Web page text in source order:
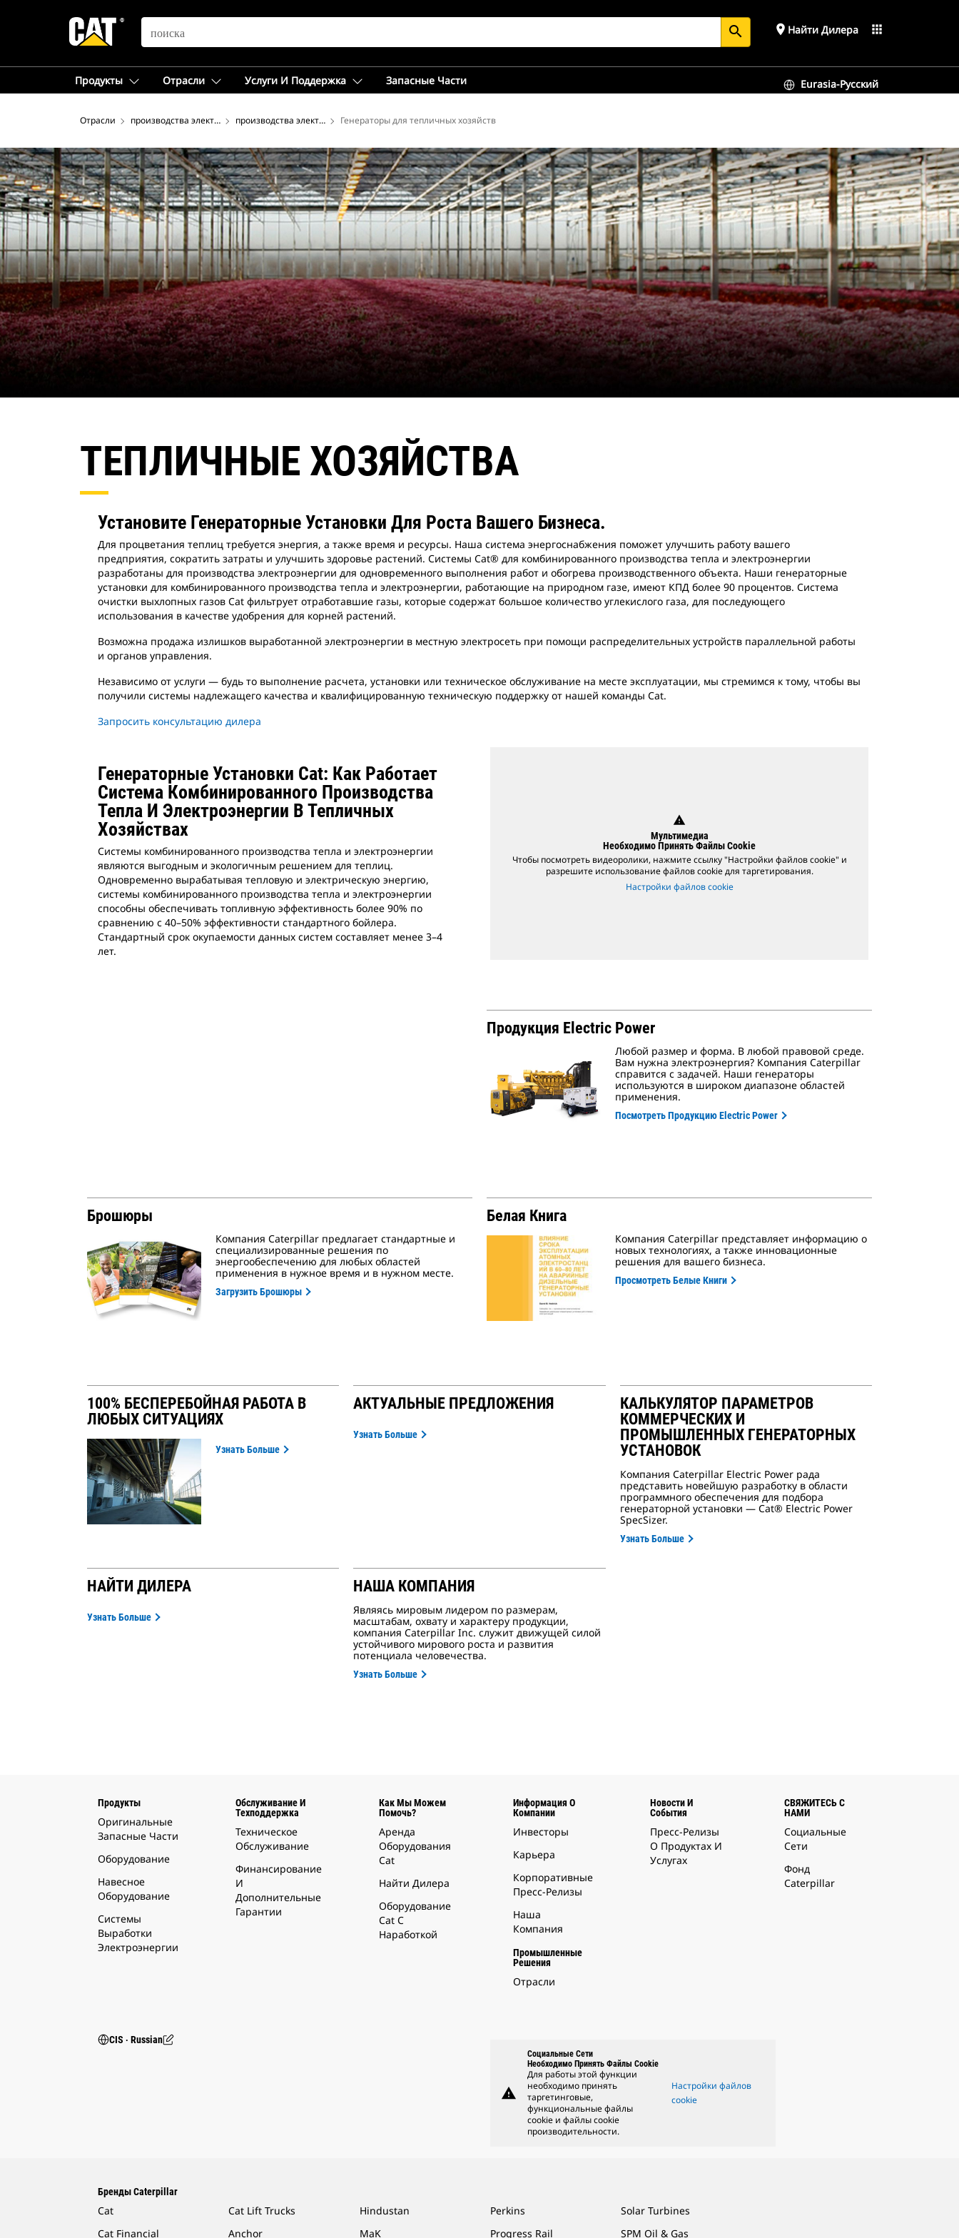
SEARCH search place Найти Дилера apps
Продукты Отрасли Услуги И Поддержка Запасные Части Eurasia-Русский
Отрасли производства электроэнергиипроизводства электроэнергииГенераторы для тепличных хозяйств
ТЕПЛИЧНЫЕ ХОЗЯЙСТВА
Установите Генераторные Установки Для Роста Вашего Бизнеса.
Для процветания теплиц требуется энергия, а также время и ресурсы. Наша система энергоснабжения поможет улучшить работу вашего
предприятия, сократить затраты и улучшить здоровье растений. Системы Cat® для комбинированного производства тепла и электроэнергии
разработаны для производства электроэнергии для одновременного выполнения работ и обогрева производственного объекта. Наши генераторные
установки для комбинированного производства тепла и электроэнергии, работающие на природном газе, имеют КПД более 90 процентов. Система
очистки выхлопных газов Cat фильтрует отработавшие газы, которые содержат большое количество углекислого газа, для последующего
использования в качестве удобрения для корней растений.
Возможна продажа излишков выработанной электроэнергии в местную электросеть при помощи распределительных устройств параллельной работы
и органов управления.
Независимо от услуги — будь то выполнение расчета, установки или техническое обслуживание на месте эксплуатации, мы стремимся к тому, чтобы вы
получили системы надлежащего качества и квалифицированную техническую поддержку от нашей команды Cat.
Запросить консультацию дилера
Генераторные Установки Cat: Как Работает
Система Комбинированного Производства
Тепла И Электроэнергии В Тепличных
Хозяйствах
Системы комбинированного производства тепла и электроэнергии
являются выгодным и экологичным решением для теплиц.
Одновременно вырабатывая тепловую и электрическую энергию,
системы комбинированного производства тепла и электроэнергии
способны обеспечивать топливную эффективность более 90% по
сравнению с 40–50% эффективности стандартного бойлера.
Стандартный срок окупаемости данных систем составляет менее 3–4
лет.
warning
Мультимедиа
Необходимо Принять Файлы Cookie
Чтобы посмотреть видеоролики, нажмите ссылку "Настройки файлов cookie" и
разрешите использование файлов cookie для таргетирования.
Настройки файлов cookie
Продукция Electric Power
Любой размер и форма. В любой правовой среде.
Вам нужна электроэнергия? Компания Caterpillar
справится с задачей. Наши генераторы
используются в широком диапазоне областей
применения.
Посмотреть Продукцию Electric Power
Брошюры
Компания Caterpillar предлагает стандартные и
специализированные решения по
энергообеспечению для любых областей
применения в нужное время и в нужном месте.
Загрузить Брошюры
Белая Книга
Компания Caterpillar представляет информацию о
новых технологиях, а также инновационные
решения для вашего бизнеса.
Просмотреть Белые Книги
100% БЕСПЕРЕБОЙНАЯ РАБОТА В
ЛЮБЫХ СИТУАЦИЯХ
Узнать Больше
АКТУАЛЬНЫЕ ПРЕДЛОЖЕНИЯ
Узнать Больше
КАЛЬКУЛЯТОР ПАРАМЕТРОВ
КОММЕРЧЕСКИХ И
ПРОМЫШЛЕННЫХ ГЕНЕРАТОРНЫХ
УСТАНОВОК
Компания Caterpillar Electric Power рада
представить новейшую разработку в области
программного обеспечения для подбора
генераторной установки — Cat® Electric Power
SpecSizer.
Узнать Больше
НАЙТИ ДИЛЕРА
Узнать Больше
НАША КОМПАНИЯ
Являясь мировым лидером по размерам,
масштабам, охвату и характеру продукции,
компания Caterpillar Inc. служит движущей силой
устойчивого мирового роста и развития
потенциала человечества.
Узнать Больше
Продукты
Оригинальные
Запасные Части
Оборудование
Навесное
Оборудование
Системы
Выработки
Электроэнергии
Обслуживание И
Техподдержка
Техническое
Обслуживание
Финансирование
И
Дополнительные
Гарантии
Как Мы Можем
Помочь?
Аренда
Оборудования
Cat
Найти Дилера
Оборудование
Cat С
Наработкой
Информация О
Компании
Инвесторы
Карьера
Корпоративные
Пресс-Релизы
Наша
Компания
Промышленные
Решения
Отрасли
Новости И
События
Пресс-Релизы
О Продуктах И
Услугах
СВЯЖИТЕСЬ С
НАМИ
Социальные
Сети
Фонд
Caterpillar
CIS ‧ Russian
warning
Социальные Сети
Необходимо Принять Файлы Cookie
Для работы этой функции
необходимо принять
таргетинговые,
функциональные файлы
cookie и файлы cookie
производительности.
Настройки файлов
cookie
Бренды Caterpillar
Cat
Cat Financial
Cat Lift Trucks
Anchor
Hindustan
MaK
Perkins
Progress Rail
Solar Turbines
SPM Oil & Gas